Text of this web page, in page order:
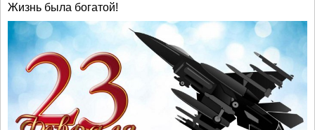
Жизнь была богатой!